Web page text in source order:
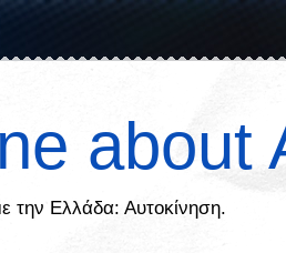
about
Ελλάδα: Αυτοκίνηση.